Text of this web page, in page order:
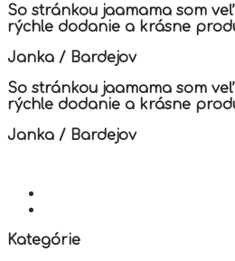
the
product
page
So stránkou jaamama som
rýchle dodanie a krásne
Janka / Bardejov
So stránkou jaamama som
rýchle dodanie a krásne
Janka / Bardejov
Kategórie